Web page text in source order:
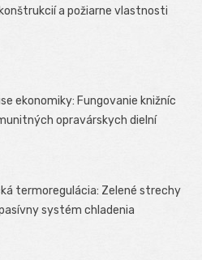
a požiarne vlastnosti
ekonomiky: Fungovanie knižníc
opravárskych dielní
termoregulácia: Zelené strechy
systém chladenia